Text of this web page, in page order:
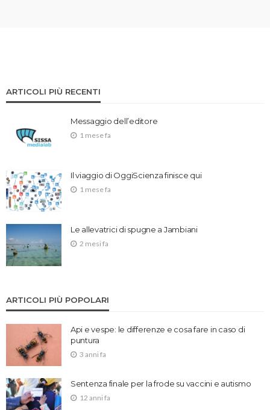
ARTICOLI PIÙ RECENTI
Messaggio dell’editore
1 mese fa
Il viaggio di OggiScienza finisce qui
1 mese fa
Le allevatrici di spugne a Jambiani
2 mesi fa
ARTICOLI PIÙ POPOLARI
Api e vespe: le differenze e cosa fare in caso di
puntura
3 anni fa
Sentenza finale per la frode su vaccini e autismo
12 anni fa